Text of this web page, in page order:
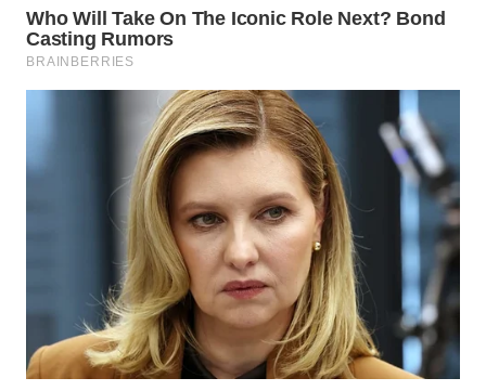
WN
INDRAMAYU
MAJALENGKA
WN
SUKABUMI